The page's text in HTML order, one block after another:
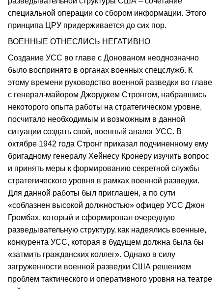
специальной операции со сбором информации. Этого
принципа ЦРУ придерживается до сих пор.
ВОЕННЫЕ ОТНЕСЛИСЬ НЕГАТИВНО
Создание УСС во главе с Донованом неоднозначно
было воспринято в органах военных спецслужб. К
этому времени руководство военной разведки во главе
с генерал-майором Джорджем Стронгом, набравшись
некоторого опыта работы на стратегическом уровне,
посчитало необходимым и возможным в данной
ситуации создать свой, военный аналог УСС. В
октябре 1942 года Стронг приказал подчиненному ему
бригадному генералу Хейнесу Кронеру изучить вопрос
и принять меры к формированию секретной службы
стратегического уровня в рамках военной разведки.
Для данной работы был приглашен, а по сути
«соблазнен высокой должностью» офицер УСС Джон
Громбах, который и сформировал очередную
разведывательную структуру, как надеялись военные,
конкурента УСС, которая в будущем должна была бы
«затмить гражданских коллег». Однако в силу
загруженности военной разведки США решением
проблем тактического и оперативного уровня на театре